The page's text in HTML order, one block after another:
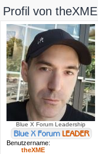
Profil von theXME
Blue X Forum Leadership
Benutzername:
theXME